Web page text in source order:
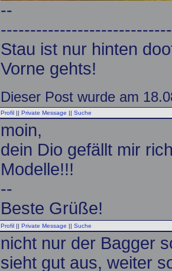
--
Stau ist nur hinten
Vorne gehts!
Dieser Post wurde am
Profil || Private Message || Suche
moin,
dein Dio gefällt mir
Modelle!!!
--
Beste Grüße!
Profil || Private Message || Suche
nicht nur der Bagger
sieht gut aus, weiter